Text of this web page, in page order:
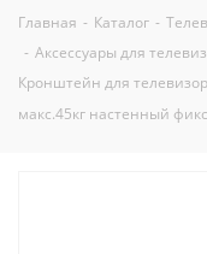
Главная - Каталог -
- Аксессуары для
Кронштейн для
макс.45кг настенный